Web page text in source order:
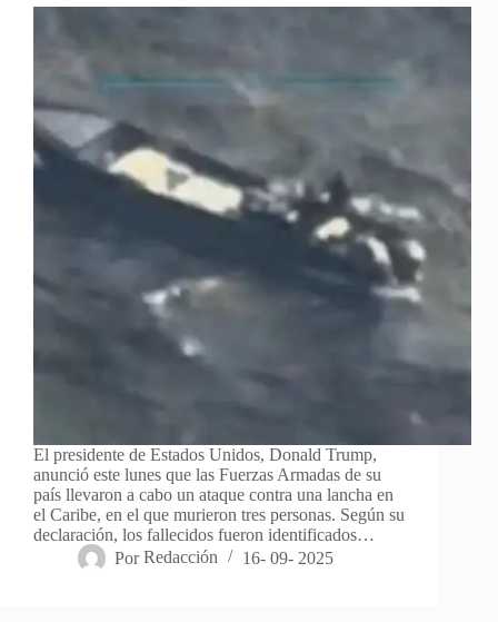
El presidente de Estados Unidos, Donald Trump,
anunció este lunes que las Fuerzas Armadas de su
país llevaron a cabo un ataque contra una lancha en
el Caribe, en el que murieron tres personas. Según su
declaración, los fallecidos fueron identificados…
Por Redacción 16- 09- 2025